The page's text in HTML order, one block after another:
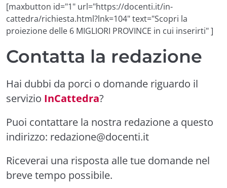
[maxbutton id="1" url="https://docenti.it/in-
cattedra/richiesta.html?lnk=104" text="Scopri la
proiezione delle 6 MIGLIORI PROVINCE in cui inserirti" ]
Contatta la redazione
Hai dubbi da porci o domande riguardo il
servizio InCattedra?
Puoi contattare la nostra redazione a questo
indirizzo: redazione@docenti.it
Riceverai una risposta alle tue domande nel
breve tempo possibile.